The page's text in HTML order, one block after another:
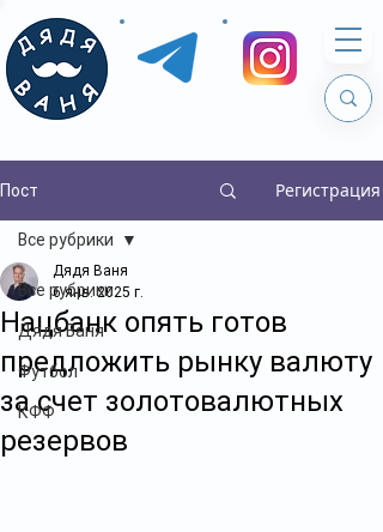
Пост Регистрация
Все рубрики
Дядя Ваня
Футбол
КФФ
Все рубрики
Нацбанк опять готов
предложить рынку валюту
за счет золотовалютных
резервов
Дядя Ваня
6 янв. 2025 г.